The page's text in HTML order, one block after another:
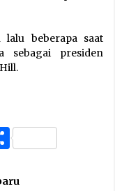
beberapa saat
sebagai presiden
Share